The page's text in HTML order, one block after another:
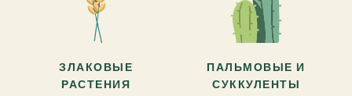
ЗЛАКОВЫЕ
РАСТЕНИЯ
ПАЛЬМОВЫЕ И
СУККУЛЕНТЫ